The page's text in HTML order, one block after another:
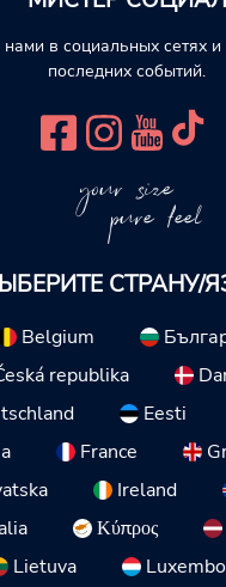
в социальных сетях и
последних событий.
your size
pure feel
СТРАНУ/
Belgium
republika
Eesti
France
Ireland
Κύπρος
Lietuva